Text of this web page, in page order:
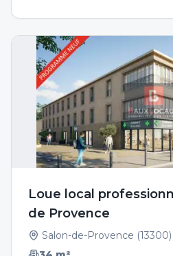
Loue local
de Provence
Salon-de-Provence (13300)